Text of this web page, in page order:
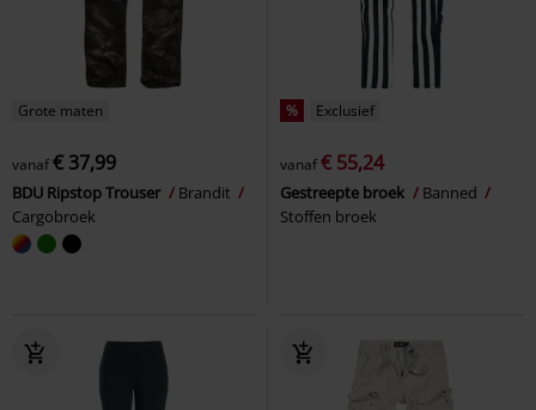
Grote maten
vanaf€ 37,99
BDU Ripstop Trouser
Brandit
Cargobroek
% Exclusief
vanaf€ 55,24
Gestreepte broek
Banned
Stoffen broek